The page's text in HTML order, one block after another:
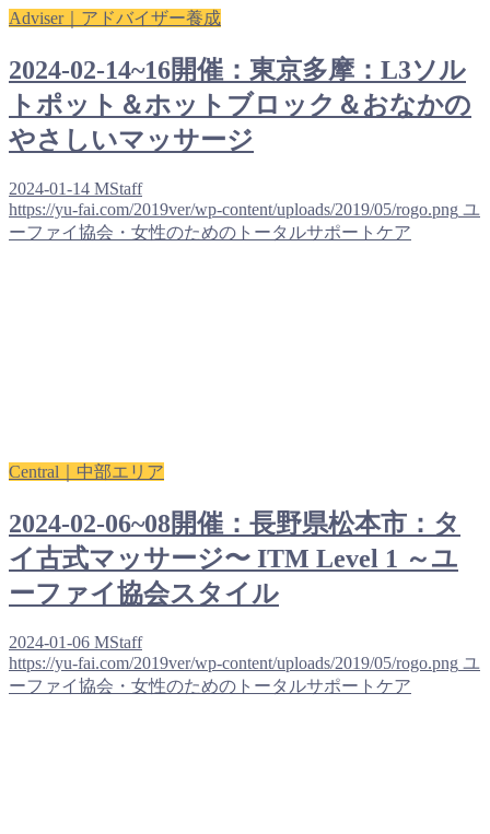
Adviser｜アドバイザー養成
2024-02-14~16開催：東京多摩：L3ソル
トポット＆ホットブロック＆おなかの
やさしいマッサージ
2024-01-14 MStaff
https://yu-fai.com/2019ver/wp-content/uploads/2019/05/rogo.png ユ
ーファイ協会・女性のためのトータルサポートケア
Central｜中部エリア
2024-02-06~08開催：長野県松本市：タ
イ古式マッサージ〜 ITM Level 1 ～ユ
ーファイ協会スタイル
2024-01-06 MStaff
https://yu-fai.com/2019ver/wp-content/uploads/2019/05/rogo.png ユ
ーファイ協会・女性のためのトータルサポートケア